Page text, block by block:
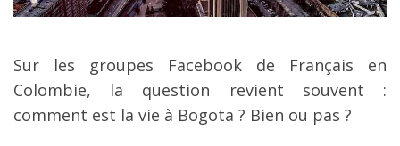
Le logement en voyage
LA carte bancaire
voyage !
Louer une voiture !
Sur les groupes Facebook de Français en
Colombie, la question revient souvent :
comment est la vie à Bogota ? Bien ou pas ?